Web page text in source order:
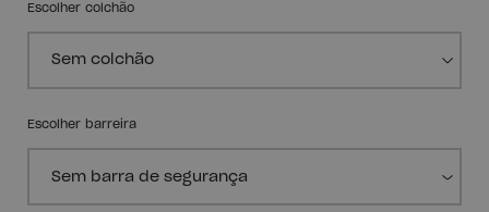
Escolher colchão
Escolher barreira